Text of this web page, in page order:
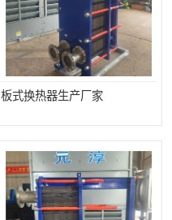
板式换热器生产厂家